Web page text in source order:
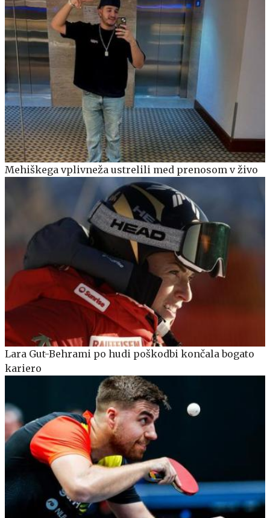
Mehiškega vplivneža ustrelili med prenosom v živo
Lara Gut-Behrami po hudi poškodbi končala bogato
kariero